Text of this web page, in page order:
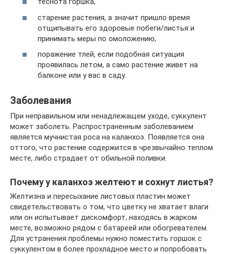
старение растения, а значит пришло время
отщипывать его здоровые побеги/листья и
принимать меры по омоложению,
поражение тлей, если подобная ситуация
проявилась летом, а само растение живет на
балконе или у вас в саду.
Заболевания
При неправильном или ненадлежащем уходе, суккулент
может заболеть. Распространенным заболеванием
является мучнистая роса на каланхоэ. Появляется она
оттого, что растение содержится в чрезвычайно теплом
месте, либо страдает от обильной поливки.
Почему у каланхоэ желтеют и сохнут листья?
Желтизна и пересыхание листовых пластин может
свидетельствовать о том, что цветку не хватает влаги
или он испытывает дискомфорт, находясь в жарком
месте, возможно рядом с батареей или обогревателем.
Для устранения проблемы нужно поместить горшок с
суккулентом в более прохладное место и попробовать